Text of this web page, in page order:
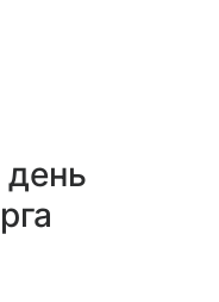
день